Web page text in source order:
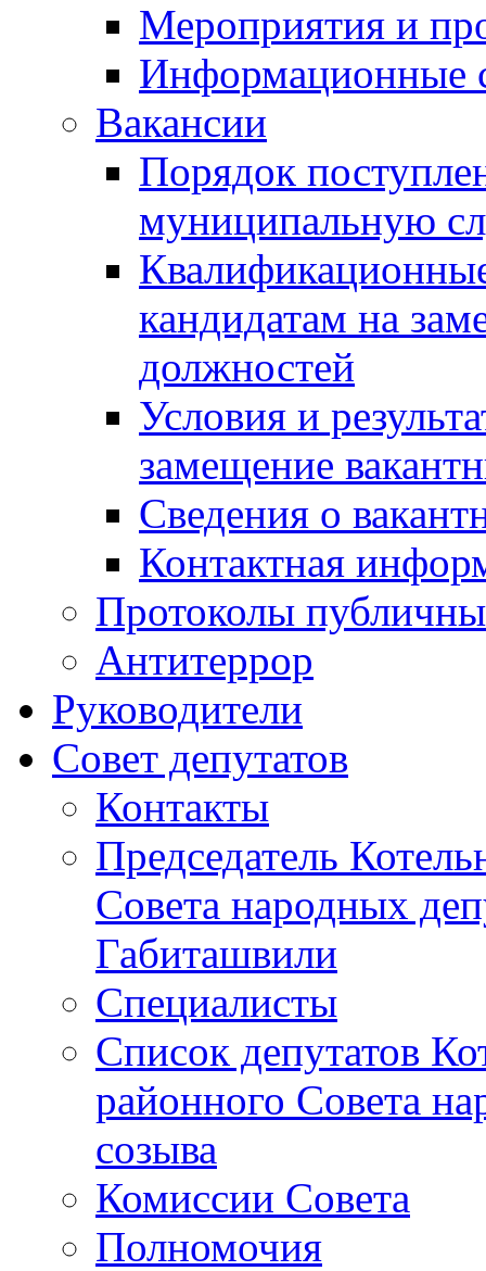
Мероприятия и
Информационные
Вакансии
Порядок
муниципальную
кандидатам на
должностей
Условия и
замещение
Сведения о
Контактная
Протоколы
Антитеррор
Руководители
Совет депутатов
Контакты
Председатель
Совета народных
Габиташвили
Специалисты
Список депутатов
районного Совета
созыва
Комиссии Совета
Полномочия